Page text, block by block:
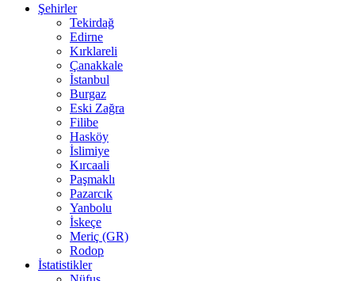
Şehirler
Tekirdağ
Edirne
Kırklareli
Çanakkale
İstanbul
Burgaz
Eski Zağra
Filibe
Hasköy
İslimiye
Kırcaali
Paşmaklı
Pazarcık
Yanbolu
İskeçe
Meriç (GR)
Rodop
İstatistikler